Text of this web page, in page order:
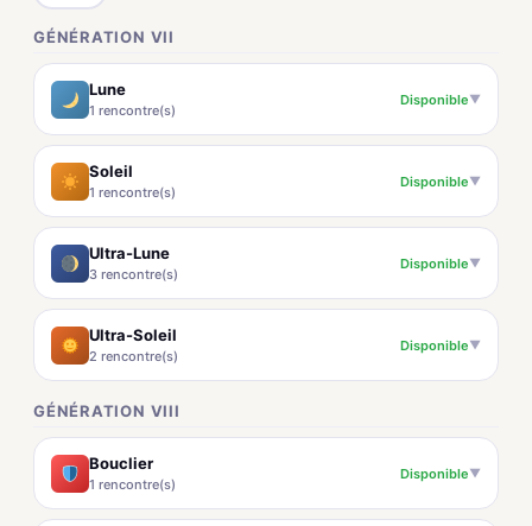
GÉNÉRATION VII
Lune
1 rencontre(s)
Disponible▼
Soleil
1 rencontre(s)
Disponible▼
Ultra-Lune
3 rencontre(s)
Disponible▼
Ultra-Soleil
2 rencontre(s)
Disponible▼
GÉNÉRATION VIII
Bouclier
1 rencontre(s)
Disponible▼